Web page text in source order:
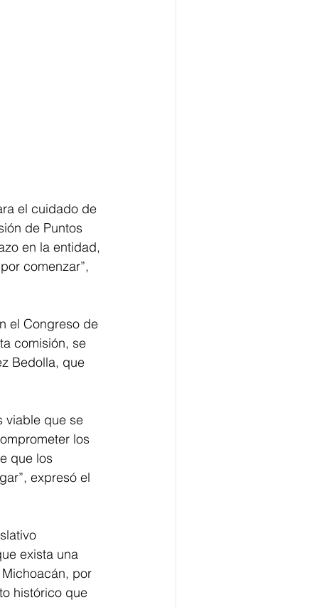
el cuidado de
de Puntos
en la entidad,
comenzar”,
el Congreso de
comisión, se
Bedolla, que
viable que se
los
que los
expresó el
exista una
por
histórico que